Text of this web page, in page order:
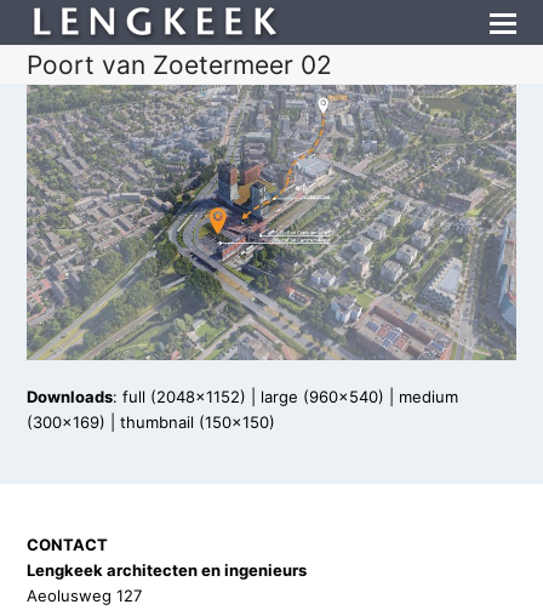
Poort van Zoetermeer 02
Downloads:full (2048x1152) large (960x540)
medium
(300x169) |thumbnail (150x150)
CONTACT
Lengkeek architecten en ingenieurs
Aeolusweg 127